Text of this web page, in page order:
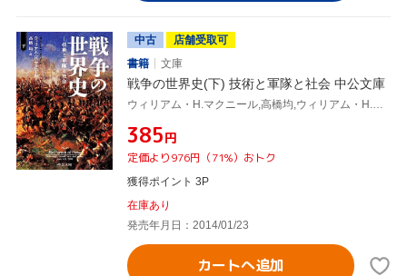
中古
店舗受取可
書籍
文庫
戦争の世界史(下) 技術と軍隊と社会 中公文庫
ウィリアム・H.マクニール,高橋均,ウィリアム・H.マクニール,高橋均,
¥385円
定価より976円（71%）おトク
獲得ポイント 3P
在庫あり
発売年月日：2014/01/23
カートへ追加